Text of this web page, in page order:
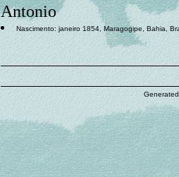
Antonio
Nascimento: janeiro 1854, Maragogipe, Bahia,